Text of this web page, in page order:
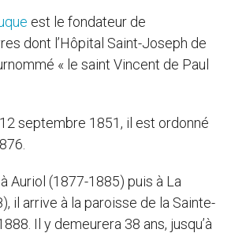
est le fondateur de
dont l’Hôpital Saint-Joseph de
« le saint Vincent de Paul
septembre 1851, il est ordonné
Auriol (1877-1885) puis à La
il arrive à la paroisse de la Sainte-
Il y demeurera 38 ans, jusqu’à